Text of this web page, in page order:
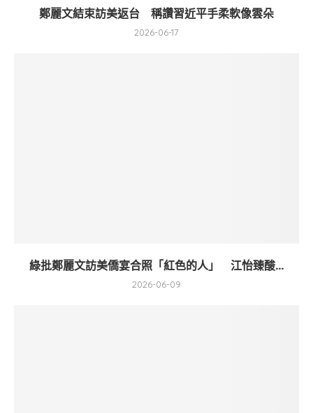
鄭麗文結束訪美返台 稱讚習近平手柔軟像雲朵
2026-06-17
綠批鄭麗文訪美僑宴合照「紅色的人」 江怡臻酸...
2026-06-09